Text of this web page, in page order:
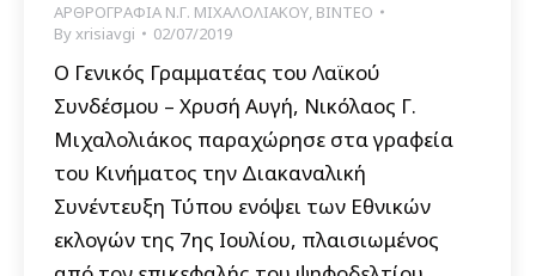
ΑΡΘΡΟΓΡΑΦΙΑ Ν.Γ. ΜΙΧΑΛΟΛΙΑΚΟΥ, ΒΙΝΤΕΟ
Byxrisiavgi 02/07/2019
Ο Γενικός Γραμματέας του Λαϊκού
Συνδέσμου – Χρυσή Αυγή, Νικόλαος Γ.
Μιχαλολιάκος παραχώρησε στα γραφεία
του Κινήματος την Διακαναλική
Συνέντευξη Τύπου ενόψει των Εθνικών
εκλογών της 7ης Ιουλίου, πλαισιωμένος